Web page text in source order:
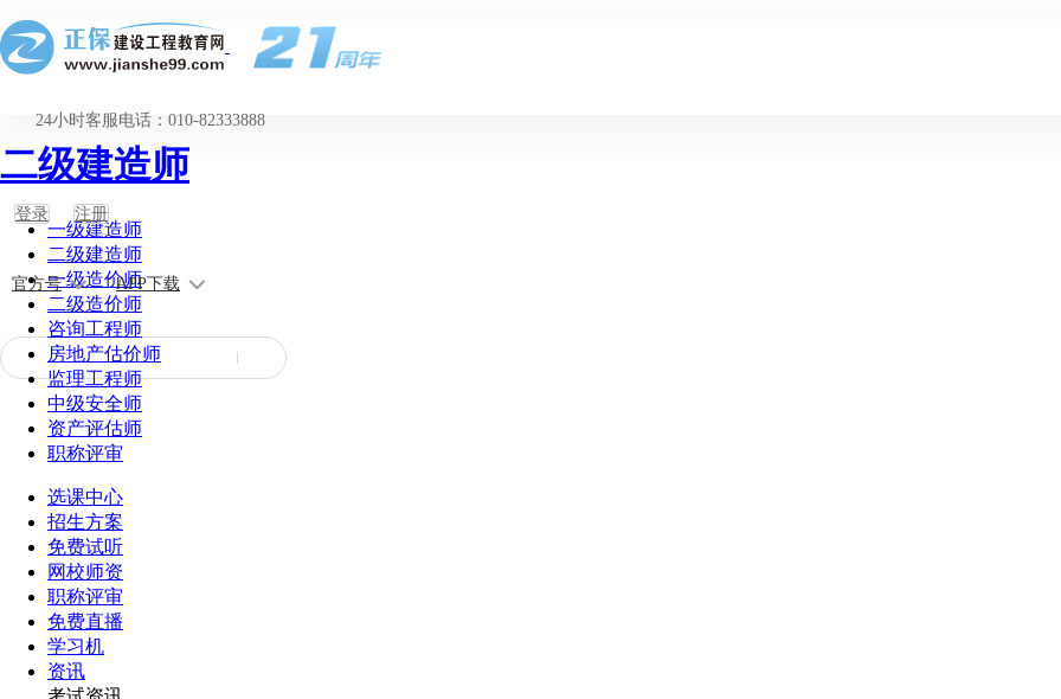
24小时客服电话：010-82333888
登录 注册
官方号 APP下载
二级建造师
一级建造师
二级建造师
一级造价师
二级造价师
咨询工程师
房地产估价师
监理工程师
中级安全师
资产评估师
职称评审
选课中心
招生方案
免费试听
网校师资
职称评审
免费直播
学习机
资讯